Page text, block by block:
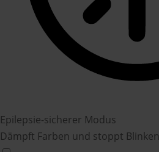
Epilepsie-sicherer Modus
Dämpft Farben und stoppt Blinken